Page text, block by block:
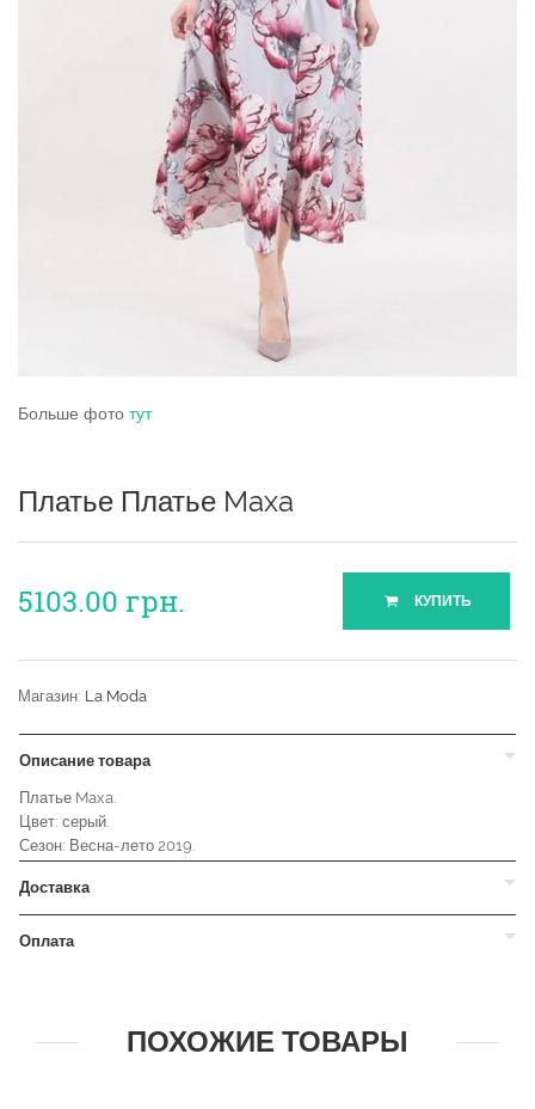
Больше фото тут
Платье Платье Maxa
5103.00 грн. КУПИТЬ
Магазин: La Moda
Описание товара
Платье Maxa.
Цвет: серый.
Сезон: Весна-лето 2019.
Доставка
Оплата
ПОХОЖИЕ ТОВАРЫ